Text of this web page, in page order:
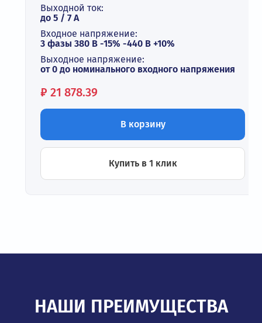
Выходной ток:
до 5 / 7 A
Входное напряжение:
3 фазы 380 В -15% -440 В +10%
Выходное напряжение:
от 0 до номинального входного напряжения
Цена:
₽ 21 878.39
В корзину
Купить в 1 клик
НАШИ ПРЕИМУЩЕСТВА